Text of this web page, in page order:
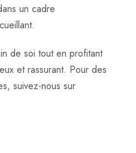
un cadre
de soi tout en profitant
et rassurant. Pour des
suivez-nous sur